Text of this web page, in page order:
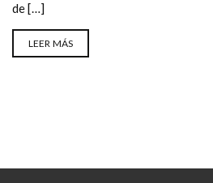
de […]
LEER MÁS